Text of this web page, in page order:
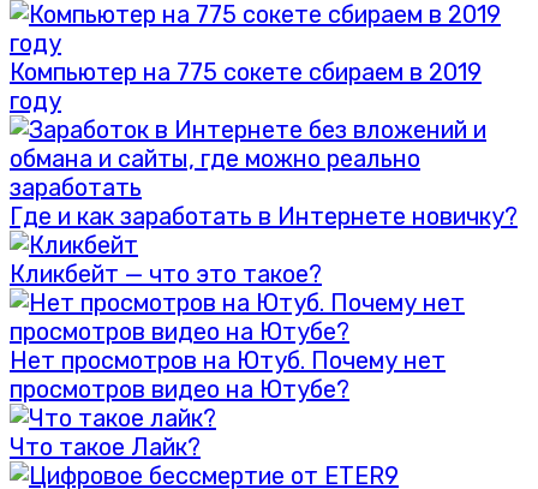
Компьютер на 775 сокете сбираем в 2019
году
Где и как заработать в Интернете новичку?
Кликбейт — что это такое?
Нет просмотров на Ютуб. Почему нет
просмотров видео на Ютубе?
Что такое Лайк?